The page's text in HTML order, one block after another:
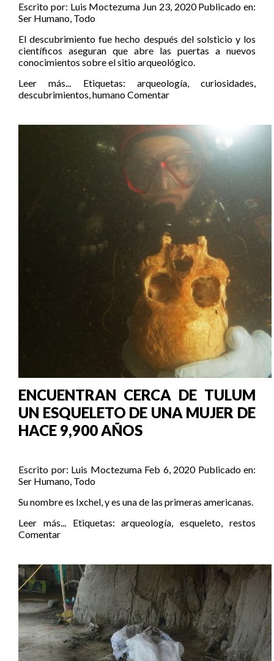
Escrito por: Luis Moctezuma Jun 23, 2020 Publicado en:
Ser Humano, Todo
El descubrimiento fue hecho después del solsticio y los
científicos aseguran que abre las puertas a nuevos
conocimientos sobre el sitio arqueológico.
Leer más...
Etiquetas: arqueología, curiosidades,
descubrimientos,humanoComentar
ENCUENTRAN CERCA DE TULUM
UN ESQUELETO DE UNA MUJER DE
HACE 9,900 AÑOS
Escrito por: Luis Moctezuma Feb 6, 2020 Publicado en:
Ser Humano, Todo
Su nombre es Ixchel, y es una de las primeras americanas.
Leer más...
Etiquetas:arqueología,esqueleto,restos
Comentar